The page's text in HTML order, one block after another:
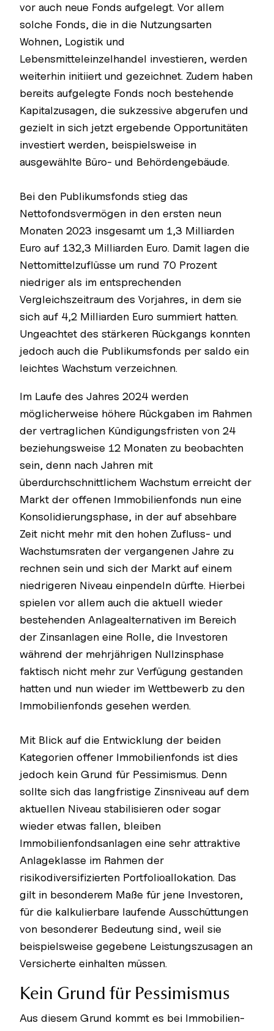
vor auch neue Fonds aufgelegt. Vor allem
solche Fonds, die in die Nutzungsarten
Wohnen, Logistik und
Lebensmitteleinzelhandel investieren, werden
weiterhin initiiert und gezeichnet. Zudem haben
bereits aufgelegte Fonds noch bestehende
Kapitalzusagen, die sukzessive abgerufen und
gezielt in sich jetzt ergebende Opportunitäten
investiert werden, beispielsweise in
ausgewählte Büro- und Behördengebäude.
Bei den Publikumsfonds stieg das
Nettofondsvermögen in den ersten neun
Monaten 2023 insgesamt um 1,3 Milliarden
Euro auf 132,3 Milliarden Euro. Damit lagen die
Nettomittelzuflüsse um rund 70 Prozent
niedriger als im entsprechenden
Vergleichszeitraum des Vorjahres, in dem sie
sich auf 4,2 Milliarden Euro summiert hatten.
Ungeachtet des stärkeren Rückgangs konnten
jedoch auch die Publikumsfonds per saldo ein
leichtes Wachstum verzeichnen.
Im Laufe des Jahres 2024 werden
möglicherweise höhere Rückgaben im Rahmen
der vertraglichen Kündigungsfristen von 24
beziehungsweise 12 Monaten zu beobachten
sein, denn nach Jahren mit
überdurchschnittlichem Wachstum erreicht der
Markt der offenen Immobilienfonds nun eine
Konsolidierungsphase, in der auf absehbare
Zeit nicht mehr mit den hohen Zufluss- und
Wachstumsraten der vergangenen Jahre zu
rechnen sein und sich der Markt auf einem
niedrigeren Niveau einpendeln dürfte. Hierbei
spielen vor allem auch die aktuell wieder
bestehenden Anlagealternativen im Bereich
der Zinsanlagen eine Rolle, die Investoren
während der mehrjährigen Nullzinsphase
faktisch nicht mehr zur Verfügung gestanden
hatten und nun wieder im Wettbewerb zu den
Immobilienfonds gesehen werden.
Mit Blick auf die Entwicklung der beiden
Kategorien offener Immobilienfonds ist dies
jedoch kein Grund für Pessimismus. Denn
sollte sich das langfristige Zinsniveau auf dem
aktuellen Niveau stabilisieren oder sogar
wieder etwas fallen, bleiben
Immobilienfondsanlagen eine sehr attraktive
Anlageklasse im Rahmen der
risikodiversifizierten Portfolioallokation. Das
gilt in besonderem Maße für jene Investoren,
für die kalkulierbare laufende Ausschüttungen
von besonderer Bedeutung sind, weil sie
beispielsweise gegebene Leistungszusagen an
Versicherte einhalten müssen.
Kein Grund für Pessimismus
Aus diesem Grund kommt es bei Immobilien-